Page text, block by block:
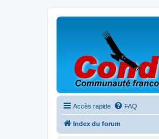
Accès rapide FAQ
Index du forum